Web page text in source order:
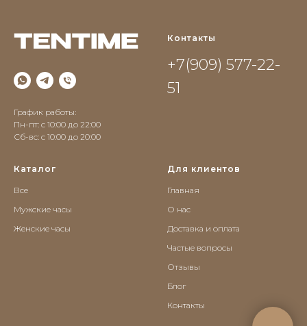
График работы:
Пн-пт: с 10:00 до 22:00
Сб-вс: c 10:00 до 20:00
Контакты
+7(909) 577-22-
51
Каталог
Все
Мужские часы
Женские часы
Для клиентов
Главная
О нас
Доставка и оплата
Частые вопросы
Отзывы
Блог
Контакты